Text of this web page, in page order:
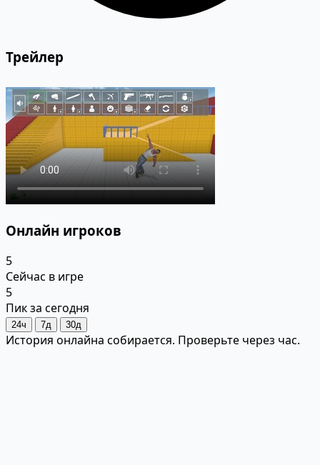
Трейлер
Онлайн игроков
5
Сейчас в игре
5
Пик за сегодня
24ч 7д 30д
История онлайна собирается. Проверьте через час.